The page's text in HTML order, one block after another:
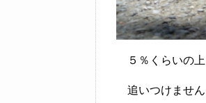
５％くらいの上
追いつけません